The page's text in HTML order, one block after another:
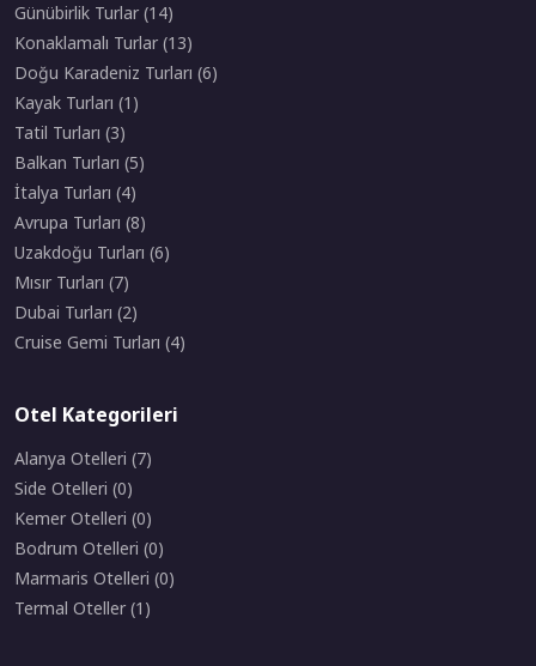
Günübirlik Turlar (14)
Konaklamalı Turlar (13)
Doğu Karadeniz Turları (6)
Kayak Turları (1)
Tatil Turları (3)
Balkan Turları (5)
İtalya Turları (4)
Avrupa Turları (8)
Uzakdoğu Turları (6)
Mısır Turları (7)
Dubai Turları (2)
Cruise Gemi Turları (4)
Otel Kategorileri
Alanya Otelleri (7)
Side Otelleri (0)
Kemer Otelleri (0)
Bodrum Otelleri (0)
Marmaris Otelleri (0)
Termal Oteller (1)